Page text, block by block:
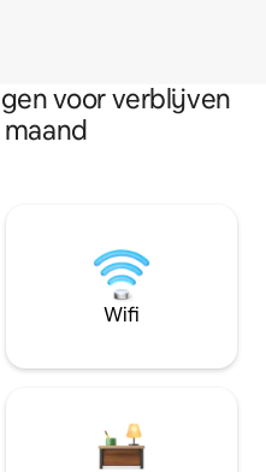
voor verblijven
Wifi